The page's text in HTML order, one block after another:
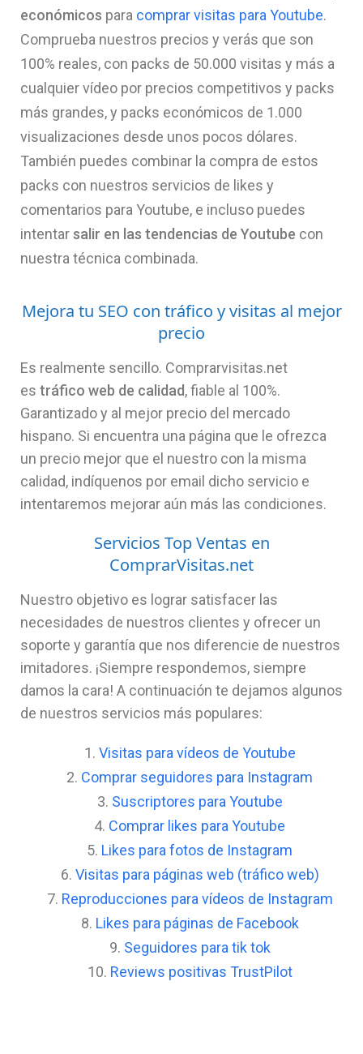
económicos para comprar visitas para Youtube.
Comprueba nuestros precios y verás que son
100% reales, con packs de 50.000 visitas y más a
cualquier vídeo por precios competitivos y packs
más grandes, y packs económicos de 1.000
visualizaciones desde unos pocos dólares.
También puedes combinar la compra de estos
packs con nuestros servicios de likes y
comentarios para Youtube, e incluso puedes
intentarsalir en las tendencias de Youtube con
nuestra técnica combinada.
Mejora tu SEO con tráfico y visitas al mejor
precio
Es realmente sencillo. Comprarvisitas.net
es tráfico web de calidad, fiable al 100%.
Garantizado y al mejor precio del mercado
hispano. Si encuentra una página que le ofrezca
un precio mejor que el nuestro con la misma
calidad, indíquenos por email dicho servicio e
intentaremos mejorar aún más las condiciones.
Servicios Top Ventas en
ComprarVisitas.net
Nuestro objetivo es lograr satisfacer las
necesidades de nuestros clientes y ofrecer un
soporte y garantía que nos diferencie de nuestros
imitadores. ¡Siempre respondemos, siempre
damos la cara! A continuación te dejamos algunos
de nuestros servicios más populares:
1. Visitas para vídeos de Youtube
2. Comprar seguidores para Instagram
3. Suscriptores para Youtube
4. Comprar likes para Youtube
5. Likes para fotos de Instagram
6. Visitas para páginas web (tráfico web)
7. Reproducciones para vídeos de Instagram
8. Likes para páginas de Facebook
9. Seguidores para tik tok
10. Reviews positivas TrustPilot